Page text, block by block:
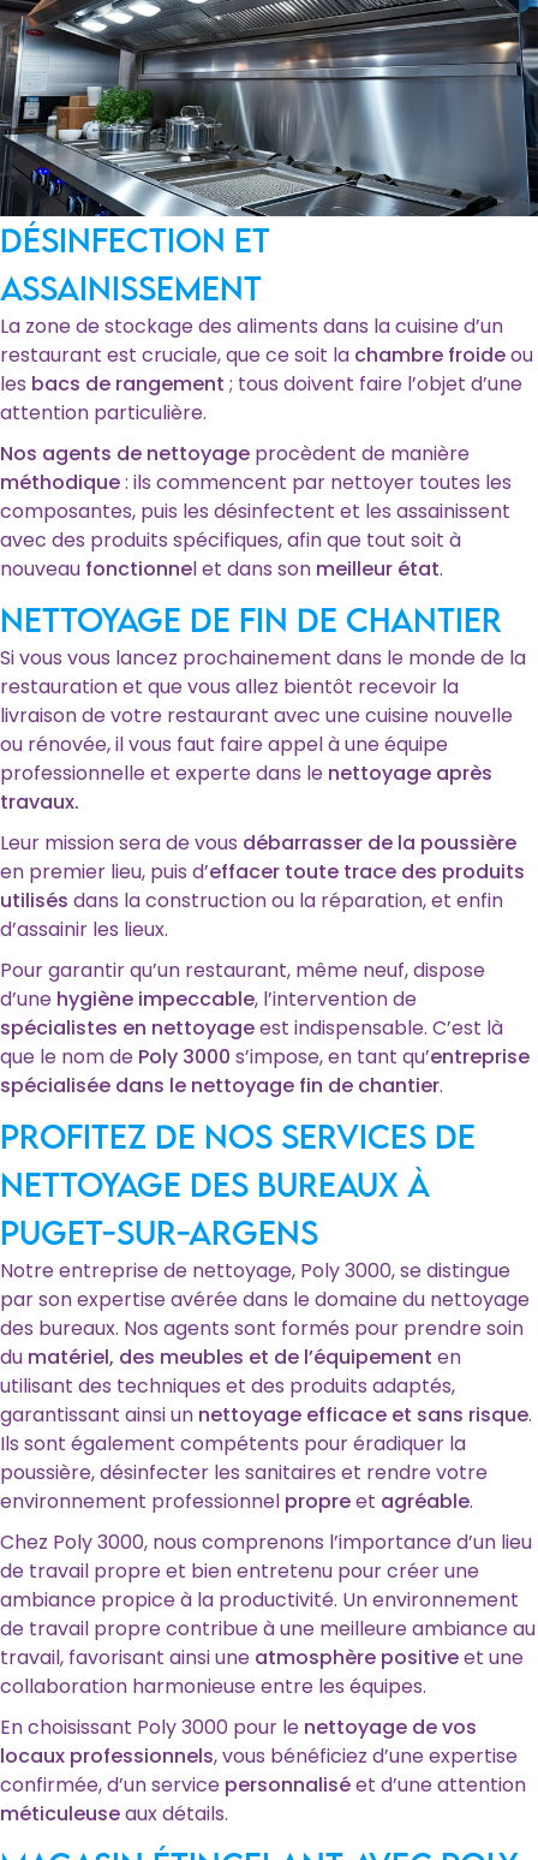
Désinfection et
assainissement
La zone de stockage des aliments dans la cuisine d’un
restaurant est cruciale, que ce soit la chambre froideou
les bacs de rangement ; tous doivent faire l’objet d’une
attention particulière.
Nos agents de nettoyage procèdent de manière
méthodique: ils commencent par nettoyer toutes les
composantes, puis les désinfectent et les assainissent
avec des produits spécifiques, afin que tout soit à
nouveau fonctionnel et dans son meilleur état.
Nettoyage de fin de chantier
Si vous vous lancez prochainement dans le monde de la
restauration et que vous allez bientôt recevoir la
livraison de votre restaurant avec une cuisine nouvelle
ou rénovée, il vous faut faire appel à une équipe
professionnelle et experte dans le nettoyage après
travaux.
Leur mission sera de vous débarrasser de la poussière
en premier lieu, puis d’effacer toute trace des produits
utilisés dans la construction ou la réparation, et enfin
d’assainir les lieux.
Pour garantir qu’un restaurant, même neuf, dispose
d’une hygiène impeccable, l’intervention de
spécialistes en nettoyageest indispensable. C’est là
que le nom de Poly 3000 s’impose, en tant qu’entreprise
spécialisée dans le nettoyage fin de chantier.
Profitez de nos services de
nettoyage des bureaux à
Puget-sur-Argens
Notre entreprise de nettoyage, Poly 3000, se distingue
par son expertise avérée dans le domaine du nettoyage
des bureaux. Nos agents sont formés pour prendre soin
du matériel, des meubles et de l’équipement en
utilisant des techniques et des produits adaptés,
garantissant ainsi un nettoyage efficace et sans risque.
Ils sont également compétents pour éradiquer la
poussière, désinfecter les sanitaires et rendre votre
environnement professionnel propreet agréable.
Chez Poly 3000, nous comprenons l’importance d’un lieu
de travail propre et bien entretenu pour créer une
ambiance propice à la productivité. Un environnement
de travail propre contribue à une meilleure ambiance au
travail, favorisant ainsi une atmosphère positiveet une
collaboration harmonieuse entre les équipes.
En choisissant Poly 3000 pour le nettoyage de vos
locaux professionnels, vous bénéficiez d’une expertise
confirmée, d’un service personnaliséet d’une attention
méticuleuseaux détails.